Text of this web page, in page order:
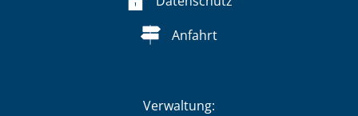
Anfahrt
Verwaltung: